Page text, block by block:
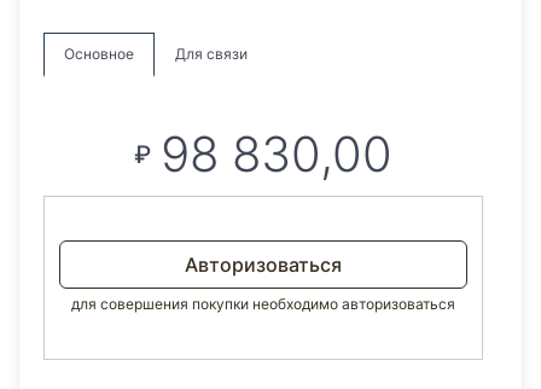
Основное Для связи
₽ 98 830,00
Авторизоваться
для совершения покупки необходимо авторизоваться